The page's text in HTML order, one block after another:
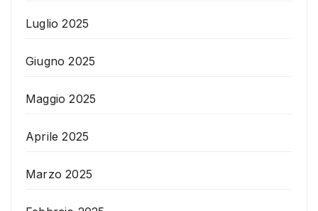
Luglio 2025
Giugno 2025
Maggio 2025
Aprile 2025
Marzo 2025